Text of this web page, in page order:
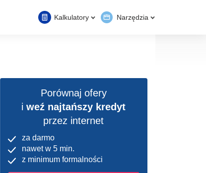
Kalkulatory Narzędzia
Porównaj ofery
iweź najtańszy kredyt
przez internet
za darmo
nawet w 5 min.
z minimum formalności